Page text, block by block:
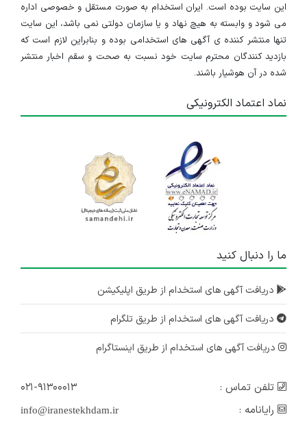
این سایت بوده است. ایران استخدام به صورت مستقل و خصوصی اداره
می شود و وابسته به هیچ نهاد و یا سازمان دولتی نمی باشد، این سایت
تنها منتشر کننده ی آگهی های استخدامی بوده و بنابراین لازم است که
بازدید کنندگان محترم سایت خود نسبت به صحت و سقم اخبار منتشر
شده در آن هوشیار باشند.
نماد اعتماد الکترونیکی
ما را دنبال کنید
دریافت آگهی های استخدام از طریق اپلیکیشن
دریافت آگهی های استخدام از طریق تلگرام
دریافت آگهی های استخدام از طریق اینستاگرام
تلفن تماس :
۰۲۱-۹۱۳۰۰۰۱۳
رایانامه :
info@iranestekhdam.ir